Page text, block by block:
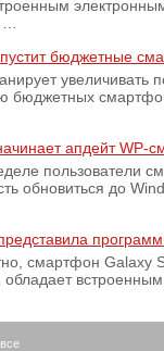
бюджетные
увеличивать
бюджетных
апдейт WP-
пользователи
обновиться до
смартфон Galaxy
обладает